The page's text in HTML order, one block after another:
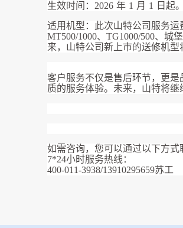
生效时间：2026 年 1 月 1 日起。
适用机型：此次山特公司服务运
MT500/1000、TG1000/500、
来，山特公司新上市的送修机型
客户服务不仅是售后环节，更
质的服务体验。未来，山特将继
如需咨询，您可以通过以下方式
7*24小时服务热线：
400-011-3938/13910295659苏工